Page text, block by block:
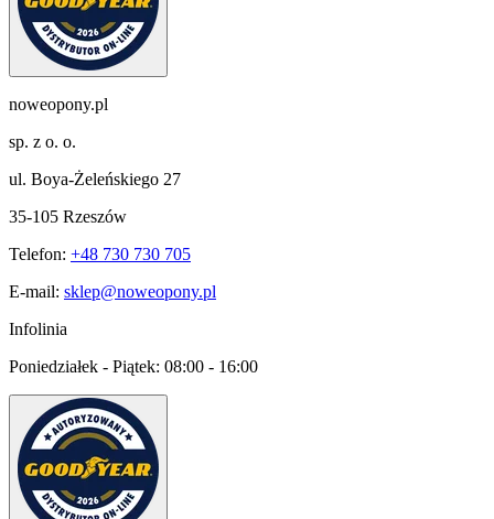
noweopony.pl
sp. z o. o.
ul. Boya-Żeleńskiego 27
35-105 Rzeszów
Telefon: +48 730 730 705
E-mail: sklep@noweopony.pl
Infolinia
Poniedziałek - Piątek: 08:00 - 16:00